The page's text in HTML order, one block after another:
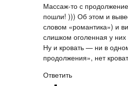
Массаж-то с
пошли! ))) Об этом и
словом «романтика») и
слишком оголенная у
Ну и кровать — ни в
продолжения», нет
Ответить